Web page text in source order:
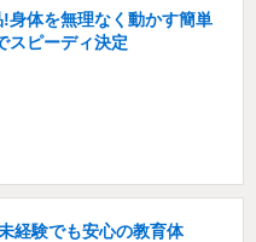
身体を無理なく動かす簡単
スピーディ決定
経験でも安心の教育体